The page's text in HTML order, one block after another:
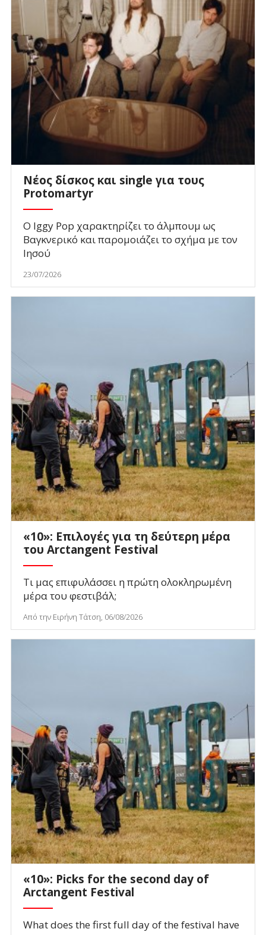
Νέος δίσκος και single για τους
Protomartyr
O Iggy Pop χαρακτηρίζει το άλμπουμ ως
Βαγκνερικό και παρομοιάζει το σχήμα με τον
Ιησού
23/07/2026
«10»: Επιλογές για τη δεύτερη μέρα
του Arctangent Festival
Τι μας επιφυλάσσει η πρώτη ολοκληρωμένη
μέρα του φεστιβάλ;
Από την Ειρήνη Τάτση, 06/08/2026
«10»: Picks for the second day of
Arctangent Festival
What does the first full day of the festival have